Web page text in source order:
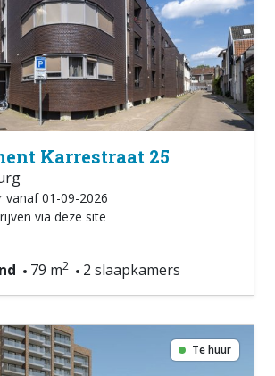
Karrestraat 25
vanaf 01-09-2026
via deze site
79 m2 2 slaapkamers
Te huur